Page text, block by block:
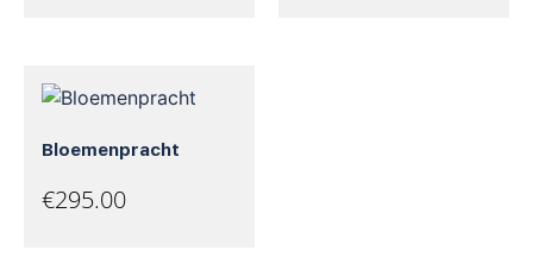
Bloemenpracht
€295.00